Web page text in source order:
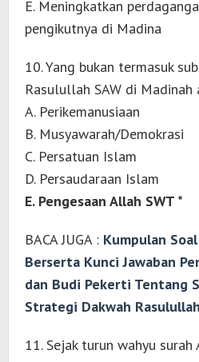
E. Meningkatkan
pengikutnya di Madina
10. Yang bukan termasuk
Rasulullah SAW di
A. Perikemanusiaan
B. Musyawarah/Demokrasi
C. Persatuan Islam
D. Persaudaraan Islam
E. Pengesaan Allah SWT *
BACA JUGA : Kumpulan
Berserta Kunci Jawaban
dan Budi Pekerti Tentang
Strategi Dakwah
11. Sejak turun wahyu